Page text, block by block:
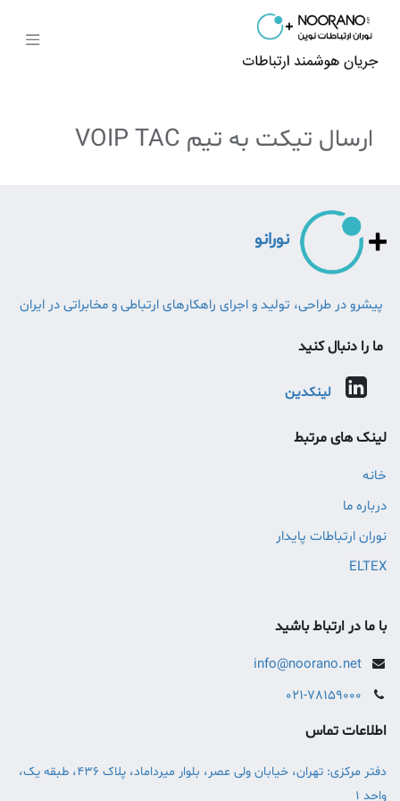
ارسال تیکت به تیم VOIP TAC
نورانو
پیشرو در طراحی، تولید و اجرای راهکارهای ارتباطی و مخابراتی در ایران
ما را دنبال کنید
لینکدین
لینک های مرتبط
خانه
درباره ما
نوران ارتباطات پایدار
ELTEX
با ما در ارتباط باشید
info@noorano.net
021-78159000
اطلاعات تماس
دفتر مرکزی: تهران، خیابان ولی عصر، بلوار میرداماد، پلاک 436، طبقه یک،
واحد 1